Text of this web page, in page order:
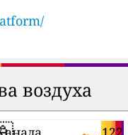
воздуха